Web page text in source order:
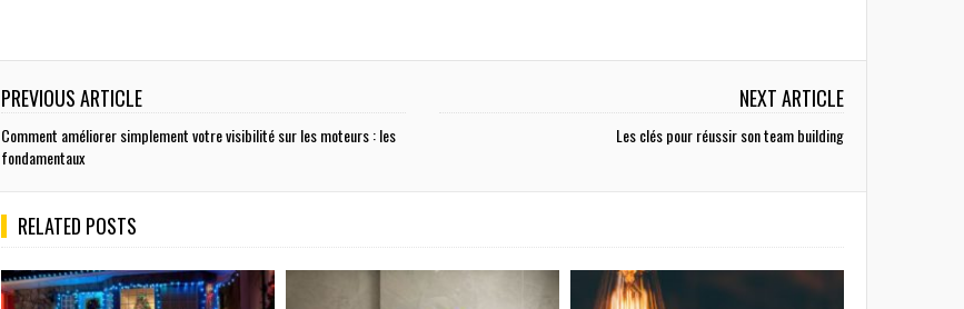
PREVIOUS ARTICLE
Comment améliorer simplement votre visibilité sur les moteurs : les
fondamentaux
NEXT ARTICLE
Les clés pour réussir son team building
RELATED POSTS